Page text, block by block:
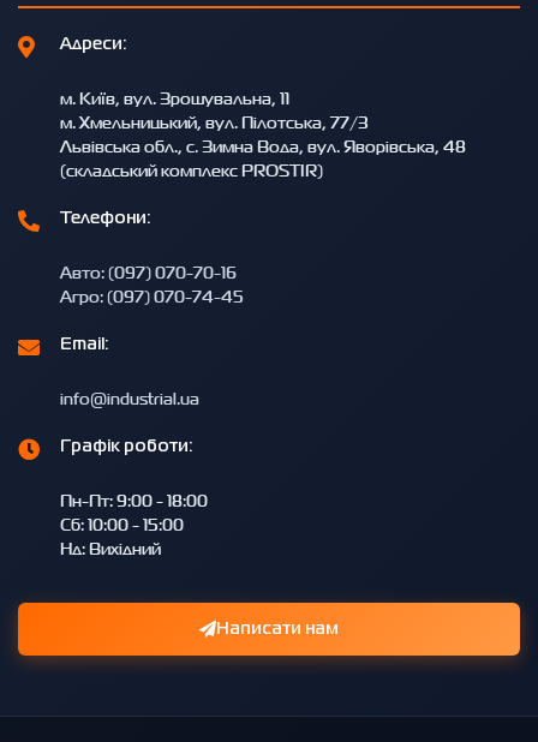
Адреси:
м. Київ, вул. Зрошувальна, 11
м. Хмельницький, вул. Пілотська, 77/3
Львівська обл., с. Зимна Вода, вул. Яворівська, 48
(складський комплекс PROSTIR)
Телефони:
Авто: (097) 070-70-16
Агро: (097) 070-74-45
Email:
info@industrial.ua
Графік роботи:
Пн-Пт: 9:00 - 18:00
Сб: 10:00 - 15:00
Нд: Вихідний
Написати нам